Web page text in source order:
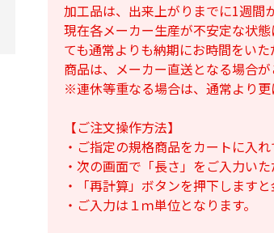
加工品は、出来上がりまでに1週間
現在各メーカー生産が不安定な状
ても通常よりも納期にお時間をいた
商品は、メーカー直送となる場合が
※連休等重なる場合は、通常より更
【ご注文操作方法】
・ご指定の規格商品をカートに入れ
・次の画面で「長さ」をご入力いた
・「再計算」ボタンを押下しますと
・ご入力は１ｍ単位となります。